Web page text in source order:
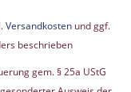
Versandkosten und ggf.
beschrieben
gem. § 25a UStG